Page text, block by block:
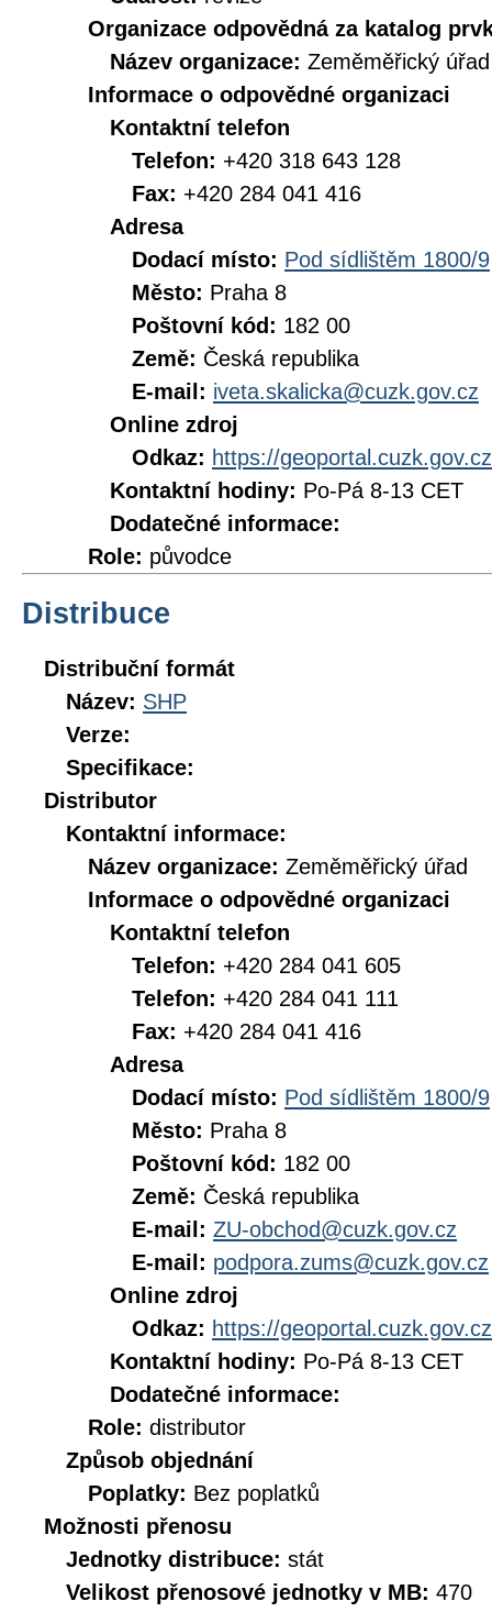
Organizace odpovědná za katalog
Název organizace: Zeměměřický úřad
Informace o odpovědné organizaci
Kontaktní telefon
Telefon: +420 318 643 128
Fax: +420 284 041 416
Adresa
Dodací místo: Pod sídlištěm 1800/9
Město: Praha 8
Poštovní kód: 182 00
Země: Česká republika
E-mail: iveta.skalicka@cuzk.gov.cz
Online zdroj
Odkaz: https://
Kontaktní hodiny: Po-Pá 8-13 CET
Dodatečné informace:
Role: původce
Distribuce
Distribuční formát
Název: SHP
Verze:
Specifikace:
Distributor
Kontaktní informace:
Název organizace: Zeměměřický úřad
Informace o odpovědné organizaci
Kontaktní telefon
Telefon: +420 284 041 605
Telefon: +420 284 041 111
Fax: +420 284 041 416
Adresa
Dodací místo: Pod sídlištěm 1800/9
Město: Praha 8
Poštovní kód: 182 00
Země: Česká republika
E-mail: ZU-obchod@cuzk.gov.cz
E-mail: podpora.zums@cuzk.gov.cz
Online zdroj
Odkaz: https://geoportal.cuzk.gov.cz
Kontaktní hodiny: Po-Pá 8-13 CET
Dodatečné informace:
Role: distributor
Způsob objednání
Poplatky: Bez poplatků
Možnosti přenosu
Jednotky distribuce: stát
Velikost přenosové jednotky v MB: 470